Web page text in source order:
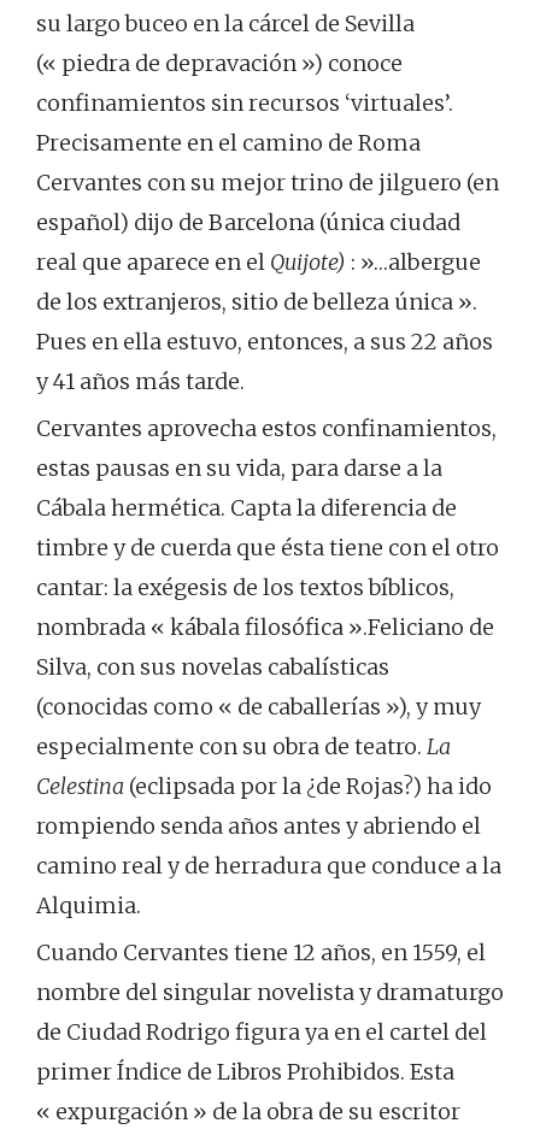
su largo buceo en la cárcel de Sevilla
(« piedra de depravación ») conoce
confinamientos sin recursos ‘virtuales’.
Precisamente en el camino de Roma
Cervantes con su mejor trino de jilguero (en
español) dijo de Barcelona (única ciudad
real que aparece en el Quijote) : »…albergue
de los extranjeros, sitio de belleza única ».
Pues en ella estuvo, entonces, a sus 22 años
y 41 años más tarde.
Cervantes aprovecha estos confinamientos,
estas pausas en su vida, para darse a la
Cábala hermética. Capta la diferencia de
timbre y de cuerda que ésta tiene con el otro
cantar: la exégesis de los textos bíblicos,
nombrada « kábala filosófica ».Feliciano de
Silva, con sus novelas cabalísticas
(conocidas como « de caballerías »), y muy
especialmente con su obra de teatro. La
Celestina (eclipsada por la ¿de Rojas?) ha ido
rompiendo senda años antes y abriendo el
camino real y de herradura que conduce a la
Alquimia.
Cuando Cervantes tiene 12 años, en 1559, el
nombre del singular novelista y dramaturgo
de Ciudad Rodrigo figura ya en el cartel del
primer Índice de Libros Prohibidos. Esta
« expurgación » de la obra de su escritor